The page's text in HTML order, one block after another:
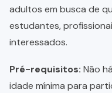
adultos em busca de
estudantes,
interessados.
Pré-requisitos: Não
idade mínima para